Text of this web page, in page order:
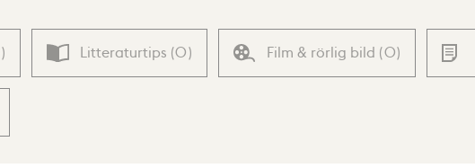
) Litteraturtips (0) Film & rörlig bild (0)